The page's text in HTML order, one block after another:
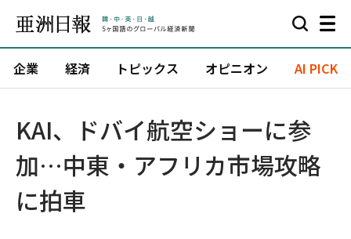
企業 経済 トピックス オピニオン AI PICK
KAI、ドバイ航空ショーに参
加…中東・アフリカ市場攻略
に拍車